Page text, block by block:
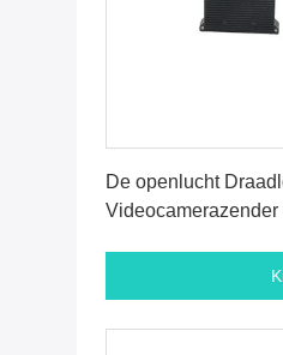
De openlucht
Videocamerazender